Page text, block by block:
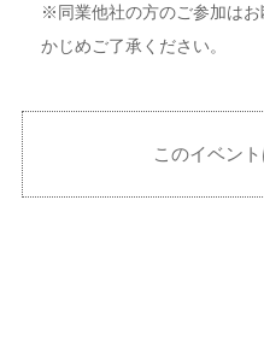
※同業他社の方のご参加は
かじめご了承ください。
このイベン